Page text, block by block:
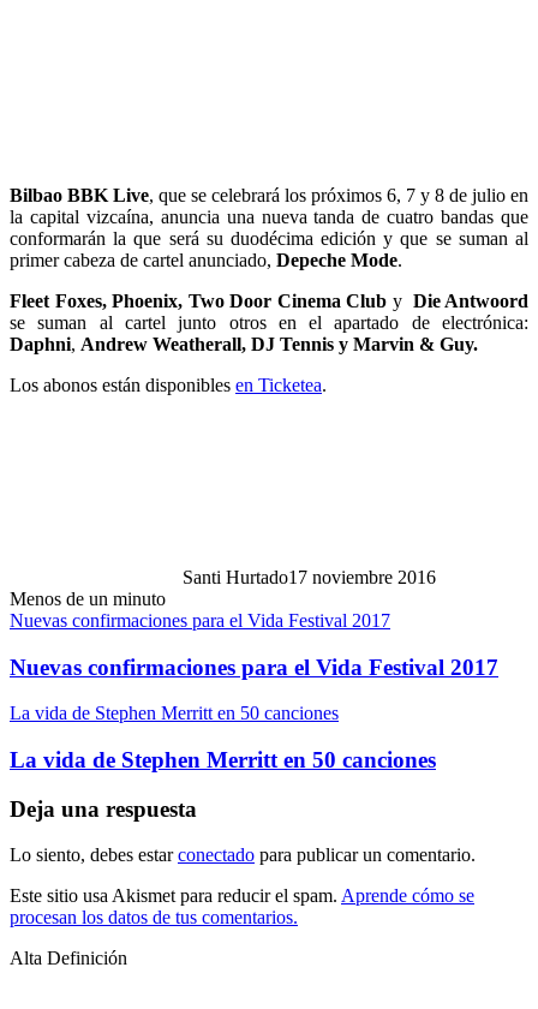
Bilbao BBK Live, que se celebrará los próximos 6, 7 y 8 de julio en
la capital vizcaína, anuncia una nueva tanda de cuatro bandas que
conformarán la que será su duodécima edición y que se suman al
primer cabeza de cartel anunciado, Depeche Mode.
Fleet Foxes, Phoenix, Two Door Cinema Club y Die Antwoord
se suman al cartel junto otros en el apartado de electrónica:
Daphni, Andrew Weatherall, DJ Tennis y Marvin & Guy.
Los abonos están disponibles en Ticketea.
Santi Hurtado17 noviembre 2016
Menos de un minuto
Nuevas confirmaciones para el Vida Festival 2017
Nuevas confirmaciones para el Vida Festival 2017
La vida de Stephen Merritt en 50 canciones
La vida de Stephen Merritt en 50 canciones
Deja una respuesta
Lo siento, debes estarconectado para publicar un comentario.
Este sitio usa Akismet para reducir el spam. Aprende cómo se
procesan los datos de tus comentarios.
Alta Definición